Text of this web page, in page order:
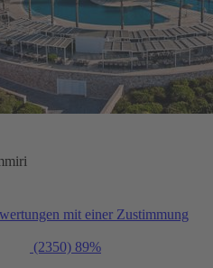
mit einer Zustimmung
(2350) 89%